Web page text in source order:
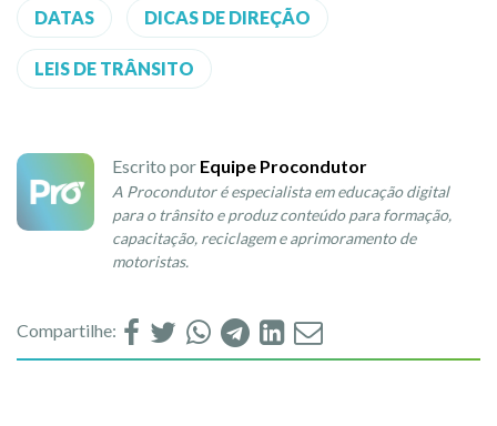
DATAS DICAS DE DIREÇÃO
LEIS DE TRÂNSITO
Escrito por Equipe Procondutor
A Procondutor é especialista em educação digital
para o trânsito e produz conteúdo para formação,
capacitação, reciclagem e aprimoramento de
motoristas.
Compartilhe: